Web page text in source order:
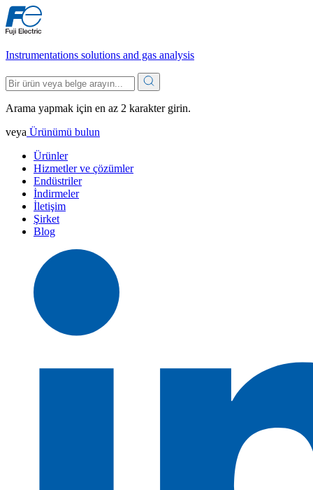
Instrumentations solutions and gas analysis
Arama yapmak için en az 2 karakter girin.
veya Ürünümü bulun
Ürünler
Hizmetler ve çözümler
Endüstriler
İndirmeler
İletişim
Şirket
Blog